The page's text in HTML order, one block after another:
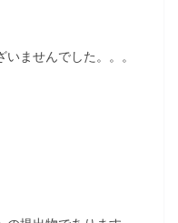
ませんでした。。。